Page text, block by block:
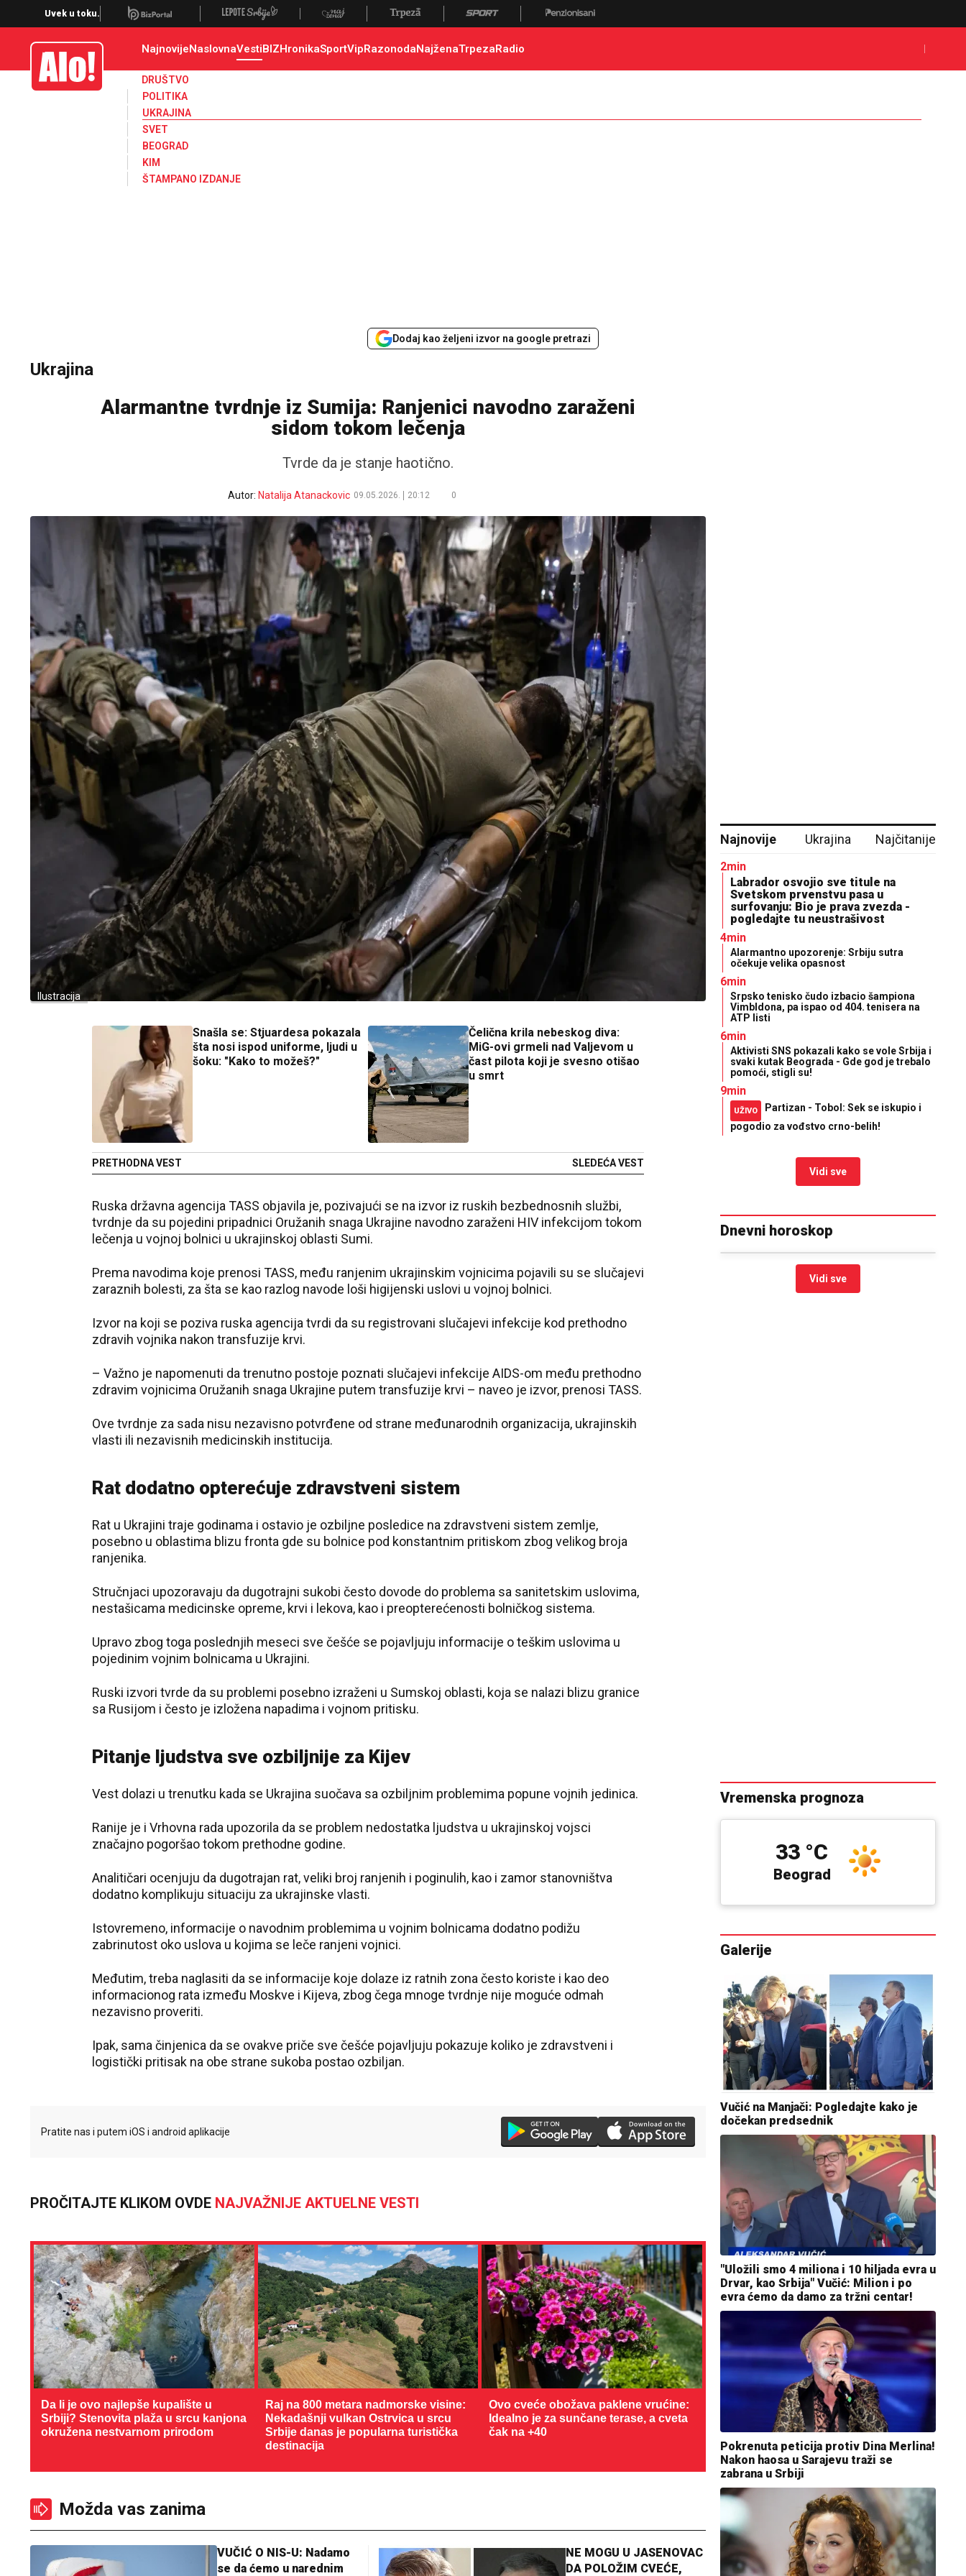
Uvek u toku.
Alo NajnovijeNaslovnaVestiBIZHronikaSportVipRazonodaNajženaTrpezaRadio
DRUŠTVO
POLITIKA
UKRAJINA
SVET
BEOGRAD
KIM
ŠTAMPANO IZDANJE
Dodaj kao željeni izvor na google pretrazi
Ukrajina
Alarmantne tvrdnje iz Sumija: Ranjenici navodno zaraženi
sidom tokom lečenja
Tvrde da je stanje haotično.
Autor: Natalija Atanackovic 09.05.2026. 20:12 0
Ilustracija
Snašla se: Stjuardesa pokazala
šta nosi ispod uniforme, ljudi u
šoku: "Kako to možeš?"
PRETHODNA VEST
Čelična krila nebeskog diva:
MiG-ovi grmeli nad Valjevom u
čast pilota koji je svesno otišao
u smrt
SLEDEĆA VEST
Ruska državna agencija TASS objavila je, pozivajući se na izvor iz ruskih bezbednosnih službi,
tvrdnje da su pojedini pripadnici Oružanih snaga Ukrajine navodno zaraženi HIV infekcijom tokom
lečenja u vojnoj bolnici u ukrajinskoj oblasti Sumi.
Prema navodima koje prenosi TASS, među ranjenim ukrajinskim vojnicima pojavili su se slučajevi
zaraznih bolesti, za šta se kao razlog navode loši higijenski uslovi u vojnoj bolnici.
Izvor na koji se poziva ruska agencija tvrdi da su registrovani slučajevi infekcije kod prethodno
zdravih vojnika nakon transfuzije krvi.
– Važno je napomenuti da trenutno postoje poznati slučajevi infekcije AIDS-om među prethodno
zdravim vojnicima Oružanih snaga Ukrajine putem transfuzije krvi – naveo je izvor, prenosi TASS.
Ove tvrdnje za sada nisu nezavisno potvrđene od strane međunarodnih organizacija, ukrajinskih
vlasti ili nezavisnih medicinskih institucija.
Rat dodatno opterećuje zdravstveni sistem
Rat u Ukrajini traje godinama i ostavio je ozbiljne posledice na zdravstveni sistem zemlje,
posebno u oblastima blizu fronta gde su bolnice pod konstantnim pritiskom zbog velikog broja
ranjenika.
Stručnjaci upozoravaju da dugotrajni sukobi često dovode do problema sa sanitetskim uslovima,
nestašicama medicinske opreme, krvi i lekova, kao i preopterećenosti bolničkog sistema.
Upravo zbog toga poslednjih meseci sve češće se pojavljuju informacije o teškim uslovima u
pojedinim vojnim bolnicama u Ukrajini.
Ruski izvori tvrde da su problemi posebno izraženi u Sumskoj oblasti, koja se nalazi blizu granice
sa Rusijom i često je izložena napadima i vojnom pritisku.
Pitanje ljudstva sve ozbiljnije za Kijev
Vest dolazi u trenutku kada se Ukrajina suočava sa ozbiljnim problemima popune vojnih jedinica.
Ranije je i Vrhovna rada upozorila da se problem nedostatka ljudstva u ukrajinskoj vojsci
značajno pogoršao tokom prethodne godine.
Analitičari ocenjuju da dugotrajan rat, veliki broj ranjenih i poginulih, kao i zamor stanovništva
dodatno komplikuju situaciju za ukrajinske vlasti.
Istovremeno, informacije o navodnim problemima u vojnim bolnicama dodatno podižu
zabrinutost oko uslova u kojima se leče ranjeni vojnici.
Međutim, treba naglasiti da se informacije koje dolaze iz ratnih zona često koriste i kao deo
informacionog rata između Moskve i Kijeva, zbog čega mnoge tvrdnje nije moguće odmah
nezavisno proveriti.
Ipak, sama činjenica da se ovakve priče sve češće pojavljuju pokazuje koliko je zdravstveni i
logistički pritisak na obe strane sukoba postao ozbiljan.
Pratite nas i putem iOS i android aplikacije
PROČITAJTE KLIKOM OVDE NAJVAŽNIJE AKTUELNE VESTI
Da li je ovo najlepše kupalište u
Srbiji? Stenovita plaža u srcu kanjona
okružena nestvarnom prirodom
Raj na 800 metara nadmorske visine:
Nekadašnji vulkan Ostrvica u srcu
Srbije danas je popularna turistička
destinacija
Ovo cveće obožava paklene vrućine:
Idealno je za sunčane terase, a cveta
čak na +40
Možda vas zanima
VUČIĆ O NIS-U: Nadamo
se da ćemo u narednim
NE MOGU U JASENOVAC
DA POLOŽIM CVEĆE,
Najnovije Ukrajina Najčitanije
2min
Labrador osvojio sve titule na
Svetskom prvenstvu pasa u
surfovanju: Bio je prava zvezda -
pogledajte tu neustrašivost
4min
Alarmantno upozorenje: Srbiju sutra
očekuje velika opasnost
6min
Srpsko tenisko čudo izbacio šampiona
Vimbldona, pa ispao od 404. tenisera na
ATP listi
6min
Aktivisti SNS pokazali kako se vole Srbija i
svaki kutak Beograda - Gde god je trebalo
pomoći, stigli su!
9min
UŽIVO
Partizan - Tobol: Sek se iskupio i
pogodio za vođstvo crno-belih!
Vidi sve
Dnevni horoskop
Vidi sve
Vremenska prognoza
Loznica Beograd
33 °C
Galerije
Vučić na Manjači: Pogledajte kako je
dočekan predsednik
"Uložili smo 4 miliona i 10 hiljada evra u
Drvar, kao Srbija" Vučić: Milion i po
evra ćemo da damo za tržni centar!
Pokrenuta peticija protiv Dina Merlina!
Nakon haosa u Sarajevu traži se
zabrana u Srbiji